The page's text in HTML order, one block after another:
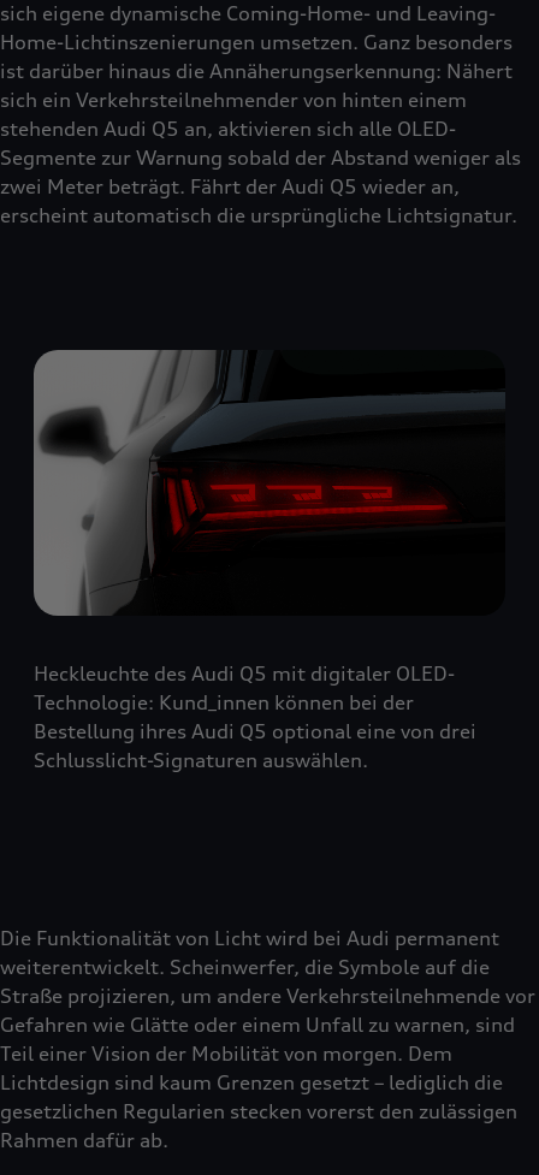
sich eigene dynamische Coming-Home- und Leaving-
Home-Lichtinszenierungen umsetzen. Ganz besonders
ist darüber hinaus die Annäherungserkennung: Nähert
sich ein Verkehrsteilnehmender von hinten einem
stehenden Audi Q5 an, aktivieren sich alle OLED-
Segmente zur Warnung sobald der Abstand weniger als
zwei Meter beträgt. Fährt der Audi Q5 wieder an,
erscheint automatisch die ursprüngliche Lichtsignatur.
Heckleuchte des Audi Q5 mit digitaler OLED-
Technologie: Kund_innen können bei der
Bestellung ihres Audi Q5 optional eine von drei
Schlusslicht-Signaturen auswählen.
Die Funktionalität von Licht wird bei Audi permanent
weiterentwickelt. Scheinwerfer, die Symbole auf die
Straße projizieren, um andere Verkehrsteilnehmende vor
Gefahren wie Glätte oder einem Unfall zu warnen, sind
Teil einer Vision der Mobilität von morgen. Dem
Lichtdesign sind kaum Grenzen gesetzt – lediglich die
gesetzlichen Regularien stecken vorerst den zulässigen
Rahmen dafür ab.